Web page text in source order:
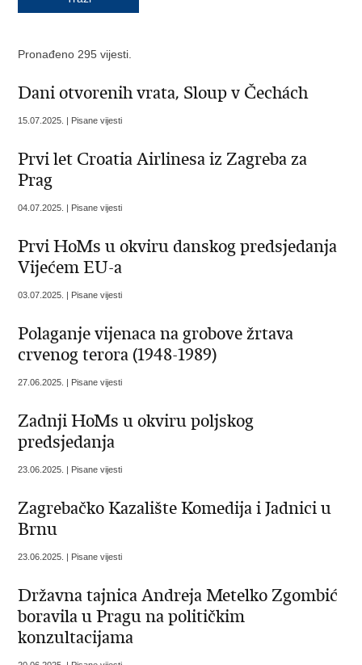
Pronađeno 295 vijesti.
Dani otvorenih vrata, Sloup v Čechách
15.07.2025. | Pisane vijesti
Prvi let Croatia Airlinesa iz Zagreba za
Prag
04.07.2025. | Pisane vijesti
Prvi HoMs u okviru danskog predsjedanja
Vijećem EU-a
03.07.2025. | Pisane vijesti
Polaganje vijenaca na grobove žrtava
crvenog terora (1948-1989)
27.06.2025. | Pisane vijesti
Zadnji HoMs u okviru poljskog
predsjedanja
23.06.2025. | Pisane vijesti
Zagrebačko Kazalište Komedija i Jadnici u
Brnu
23.06.2025. | Pisane vijesti
Državna tajnica Andreja Metelko Zgombić
boravila u Pragu na političkim
konzultacijama